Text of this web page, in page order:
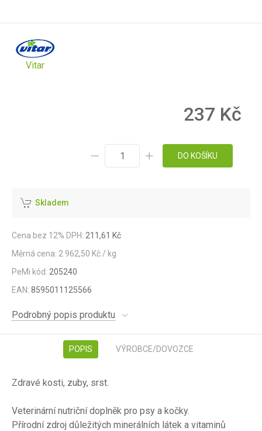
Vitar
237 Kč
DO KOŠÍKU
Skladem
Cena bez 12% DPH: 211,61 Kč
Měrná cena: 2 962,50 Kč / kg
PeMi kód: 205240
EAN: 8595011125566
Podrobný popis produktu
POPIS VÝROBCE/DOVOZCE
Zdravé kosti, zuby, srst.
Veterinární nutriční doplněk pro psy a kočky.
Přírodní zdroj důležitých minerálních látek a vitaminů